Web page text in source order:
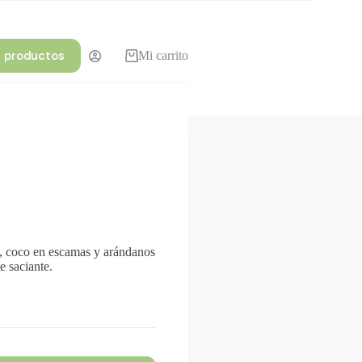
productos Mi carrito
en escamas y arándanos
saciante.